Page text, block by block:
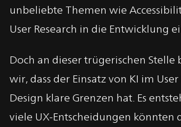
unbeliebte Themen wie
User Research in die Entwicklung
Doch an dieser trügerischen Stelle
wir, dass der Einsatz von KI im
Design klare Grenzen hat. Es
viele UX-Entscheidungen könnten